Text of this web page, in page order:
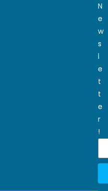
N
e
w
s
l
e
t
t
e
r
!